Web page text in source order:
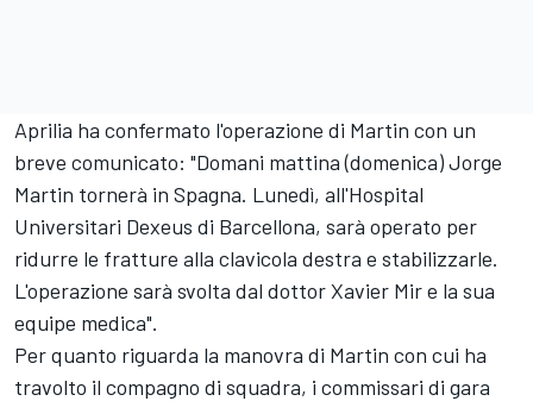
Aprilia ha confermato l'operazione di Martin con un
breve comunicato: "Domani mattina (domenica) Jorge
Martin tornerà in Spagna. Lunedì, all'Hospital
Universitari Dexeus di Barcellona, sarà operato per
ridurre le fratture alla clavicola destra e stabilizzarle.
L'operazione sarà svolta dal dottor Xavier Mir e la sua
equipe medica".
Per quanto riguarda la manovra di Martin con cui ha
travolto il compagno di squadra, i commissari di gara